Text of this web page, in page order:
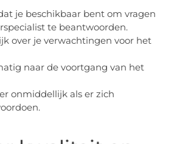
je beschikbaar bent om vragen
te beantwoorden.
over je verwachtingen voor het
naar de voortgang van het
onmiddellijk als er zich